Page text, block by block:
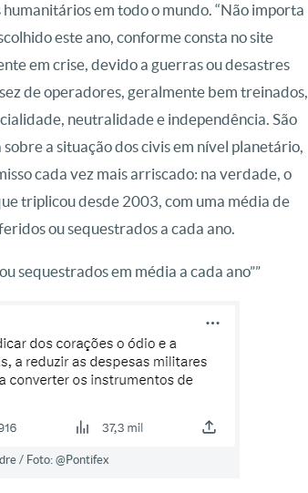
em todo o mundo. “Não importa
este ano, conforme consta no site
em crise, devido a guerras ou desastres
de operadores, geralmente bem treinados,
neutralidade e independência. São
a situação dos civis em nível planetário,
cada vez mais arriscado: na verdade, o
triplicou desde 2003, com uma média de
ou sequestrados a cada ano.
sequestrados em média a cada ano””
/ Foto: @Pontifex